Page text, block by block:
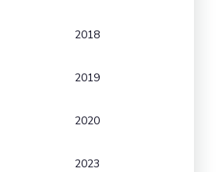
2018
2019
2020
2023